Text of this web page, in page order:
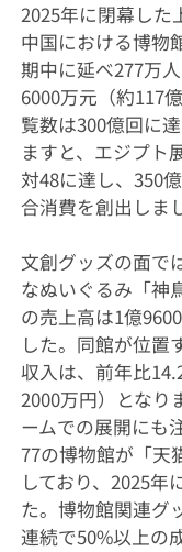
2025年に閉幕した
中国における博物
期中に延べ277万
6000万元（約117
覧数は300億回に
ますと、エジプト
対48に達し、350
合消費を創出しま
文創グッズの面で
なぬいぐるみ「神
の売上高は1億
した。同館が位置
収入は、前年比
2000万円）となり
ームでの展開にも
77の博物館が「天
しており、2025
た。博物館関連グ
連続で50%以上の